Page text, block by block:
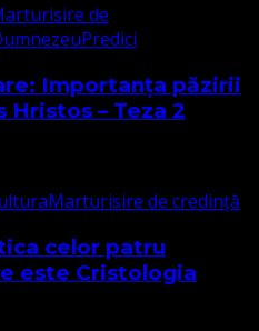
de
Predici
Importanța păzirii
Hristos – Teza 2
Marturisire de credință
celor patru
este Cristologia